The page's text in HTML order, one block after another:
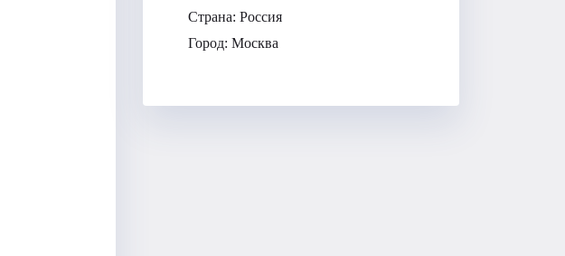
Страна: Россия
Город: Москва